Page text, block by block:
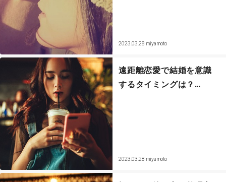
2023.03.28 miyamoto
遠距離恋愛で結婚を意識
するタイミングは？…
2023.03.28 miyamoto